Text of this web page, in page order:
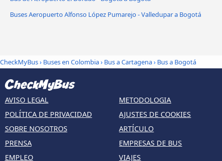
Buses Aeropuerto Alfonso López Pumarejo - Valledupar a Bogotá
CheckMyBus› Buses en Colombia› Bus a Cartagena› Bus a Bogotá
AVISO LEGAL
POLÍTICA DE PRIVACIDAD
SOBRE NOSOTROS
PRENSA
EMPLEO
METODOLOGIA
AJUSTES DE COOKIES
ARTÍCULO
EMPRESAS DE BUS
VIAJES